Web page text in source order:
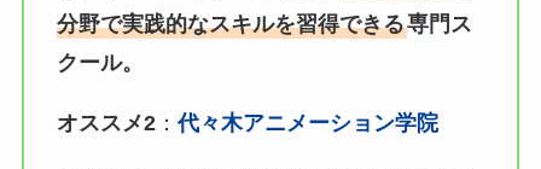
分野で実践的なスキルを習得できる専門ス
クール。
オススメ2：代々木アニメーション学院